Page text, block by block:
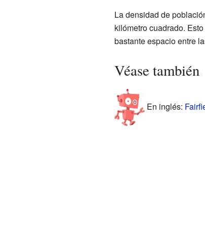
La densidad de
kilómetro cuadrado.
bastante espacio entre
Véase también
En inglés: